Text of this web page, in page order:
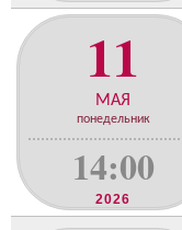
11
МАЯ
понедельник
14:00
2026